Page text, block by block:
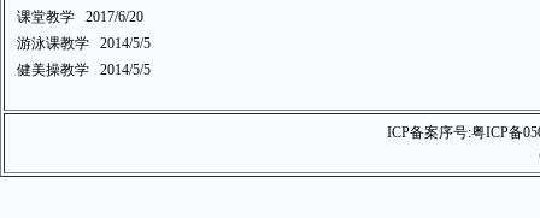
课堂教学
2017/6/20
游泳课教学
2014/5/5
健美操教学
2014/5/5
ICP备案序号:粤ICP备